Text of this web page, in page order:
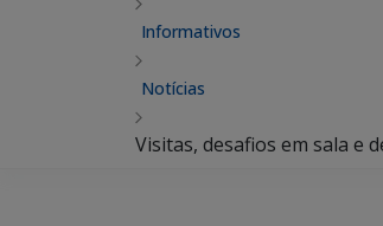
Informativos
Notícias
Visitas, desafios em sala e